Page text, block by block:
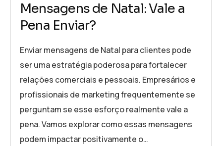
Mensagens de Natal: Vale a
Pena Enviar?
Enviar mensagens de Natal para clientes pode
ser uma estratégia poderosa para fortalecer
relações comerciais e pessoais. Empresários e
profissionais de marketing frequentemente se
perguntam se esse esforço realmente vale a
pena. Vamos explorar como essas mensagens
podem impactar positivamente o…